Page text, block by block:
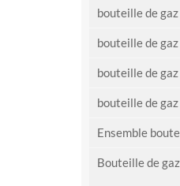
bouteille de
bouteille de
bouteille de
bouteille de
Ensemble
Bouteille de